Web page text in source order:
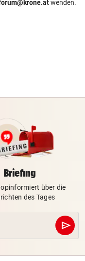
wenden.
Briefing
über die
des Tages
send